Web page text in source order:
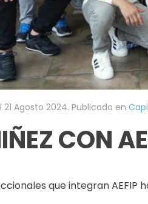
21 Agosto 2024. Publicado en
CON
que integran